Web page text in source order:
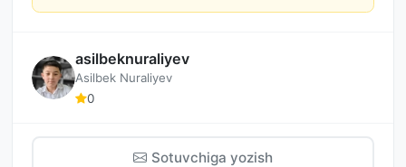
asilbeknuraliyev
Asilbek Nuraliyev
0
Sotuvchiga yozish